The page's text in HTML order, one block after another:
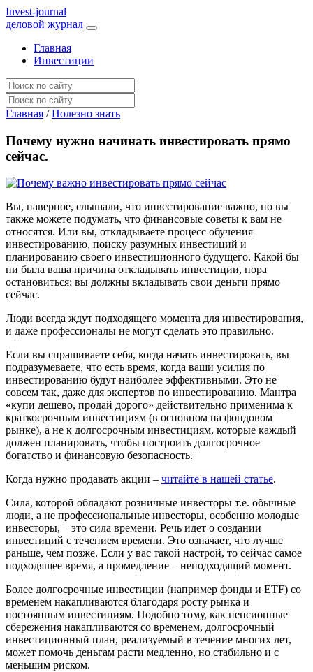
Invest-journal
деловой журнал
Главная
Инвестиции
Главная / Полезно знать
Почему нужно начинать инвестировать прямо
сейчас.
Вы, наверное, слышали, что инвестирование важно, но вы
также можете подумать, что финансовые советы к вам не
относятся. Или вы, откладываете процесс обучения
инвестированию, поиску разумных инвестиций и
планированию своего инвестиционного будущего. Какой бы
ни была ваша причина откладывать инвестиции, пора
остановиться: вы должны вкладывать свои деньги прямо
сейчас.
Люди всегда ждут подходящего момента для инвестирования,
и даже профессионалы не могут сделать это правильно.
Если вы спрашиваете себя, когда начать инвестировать, вы
подразумеваете, что есть время, когда ваши усилия по
инвестированию будут наиболее эффективными. Это не
совсем так, даже для экспертов по инвестированию. Мантра
«купи дешево, продай дорого» действительно применима к
краткосрочным инвестициям (в основном на фондовом
рынке), а не к долгосрочным инвестициям, которые каждый
должен планировать, чтобы построить долгосрочное
богатство и финансовую безопасность.
Когда нужно продавать акции – читайте в нашей статье.
Сила, которой обладают розничные инвесторы т.е. обычные
люди, а не профессиональные инвесторы, особенно молодые
инвесторы, – это сила времени. Речь идет о создании
инвестиций с течением времени. Это означает, что лучше
раньше, чем позже. Если у вас такой настрой, то сейчас самое
подходящее время, а промедление – неподходящий момент.
Более долгосрочные инвестиции (например фонды и ETF) со
временем накапливаются благодаря росту рынка и
постоянным инвестициям. Подобно тому, как пенсионные
сбережения накапливаются со временем, долгосрочный
инвестиционный план, реализуемый в течение многих лет,
может помочь деньгам расти медленно, но стабильно и с
меньшим риском.